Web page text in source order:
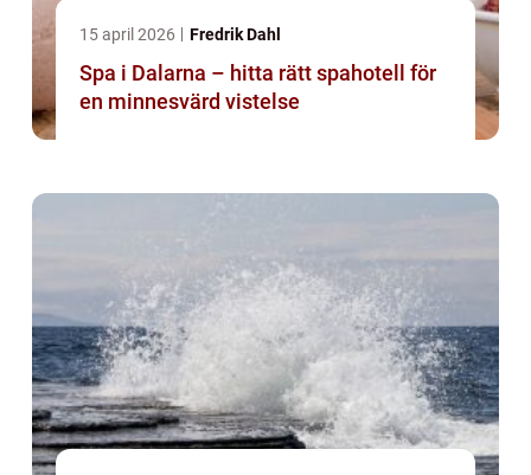
15 april 2026 Fredrik Dahl
Spa i Dalarna – hitta rätt spahotell för
en minnesvärd vistelse